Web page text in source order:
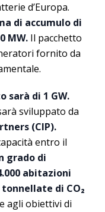
d’Europa.
di accumulo di
MW. Il pacchetto
fornito da
sarà di 1 GW.
sviluppato da
(CIP).
entro il
grado di
abitazioni
tonnellate di CO₂
agli obiettivi di